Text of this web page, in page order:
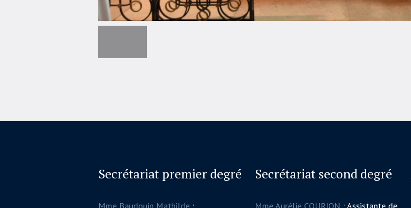
Secrétariat premier degré
Mme Baudouin Mathilde :
Secrétariat second degré
Mme Aurélie COURJON : Assistante de